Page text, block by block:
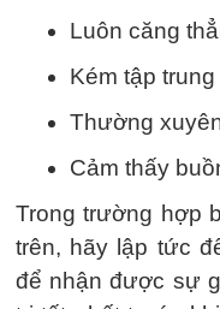
Luôn căng
Kém tập trung
Thường
Cảm thấy
Trong trường hợp
trên, hãy lập tức
để nhận được sự